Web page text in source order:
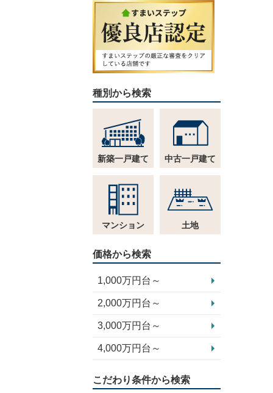
種別から検索
新築一戸建て 中古一戸建て
マンション 土地
価格から検索
1,000万円台～
2,000万円台～
3,000万円台～
4,000万円台～
こだわり条件から検索